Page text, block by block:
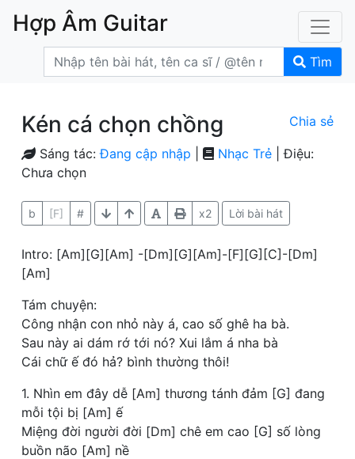
Hợp Âm Guitar
Tìm
Kén cá chọn chồng Chia sẻ
Sáng tác:Đang cập nhập Nhạc Trẻ | Điệu:
Chưa chọn
b [F] # x2 Lời bài hát
Intro: [Am][G][Am] -[Dm][G][Am]-[F][G][C]-[Dm]
[Am]
Tám chuyện:
Công nhận con nhỏ này á, cao số ghê ha bà.
Sau này ai dám rớ tới nó? Xui lắm á nha bà
Cái chữ ế đó hả? bình thường thôi!
1. Nhìn em đây dễ [Am] thương tánh đảm [G] đang
mỗi tội bị [Am] ế
Miệng đời người đời [Dm] chê em cao [G] số lòng
buồn não [Am] nề